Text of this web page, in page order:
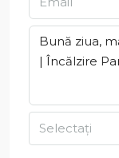
Selectați